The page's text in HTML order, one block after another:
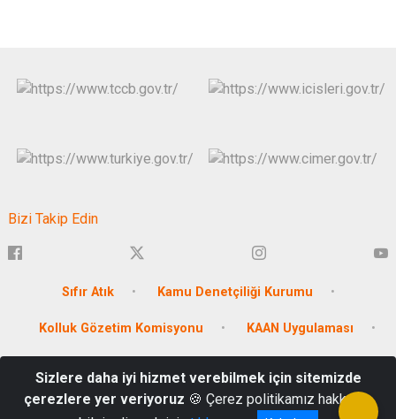
Bizi Takip Edin
Sıfır Atık Kamu Denetçiliği Kurumu
Kolluk Gözetim Komisyonu KAAN Uygulaması
Muratpaşa / ANTALYA
Sizlere daha iyi hizmet verebilmek için sitemizde
çerezlere yer veriyoruz 🍪 Çerez politikamız hakkında